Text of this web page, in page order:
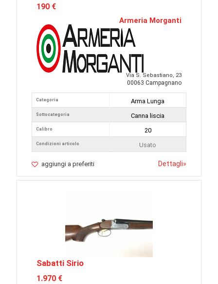
190 €
Armeria Morganti
Via S. Sebastiano, 23
00063 Campagnano
Categoria
Sottocategoria
Calibro
Condizioni articolo
Arma Lunga
Canna liscia
20
Usato
aggiungi a preferiti Dettagli»
Sabatti Sirio
1.970 €